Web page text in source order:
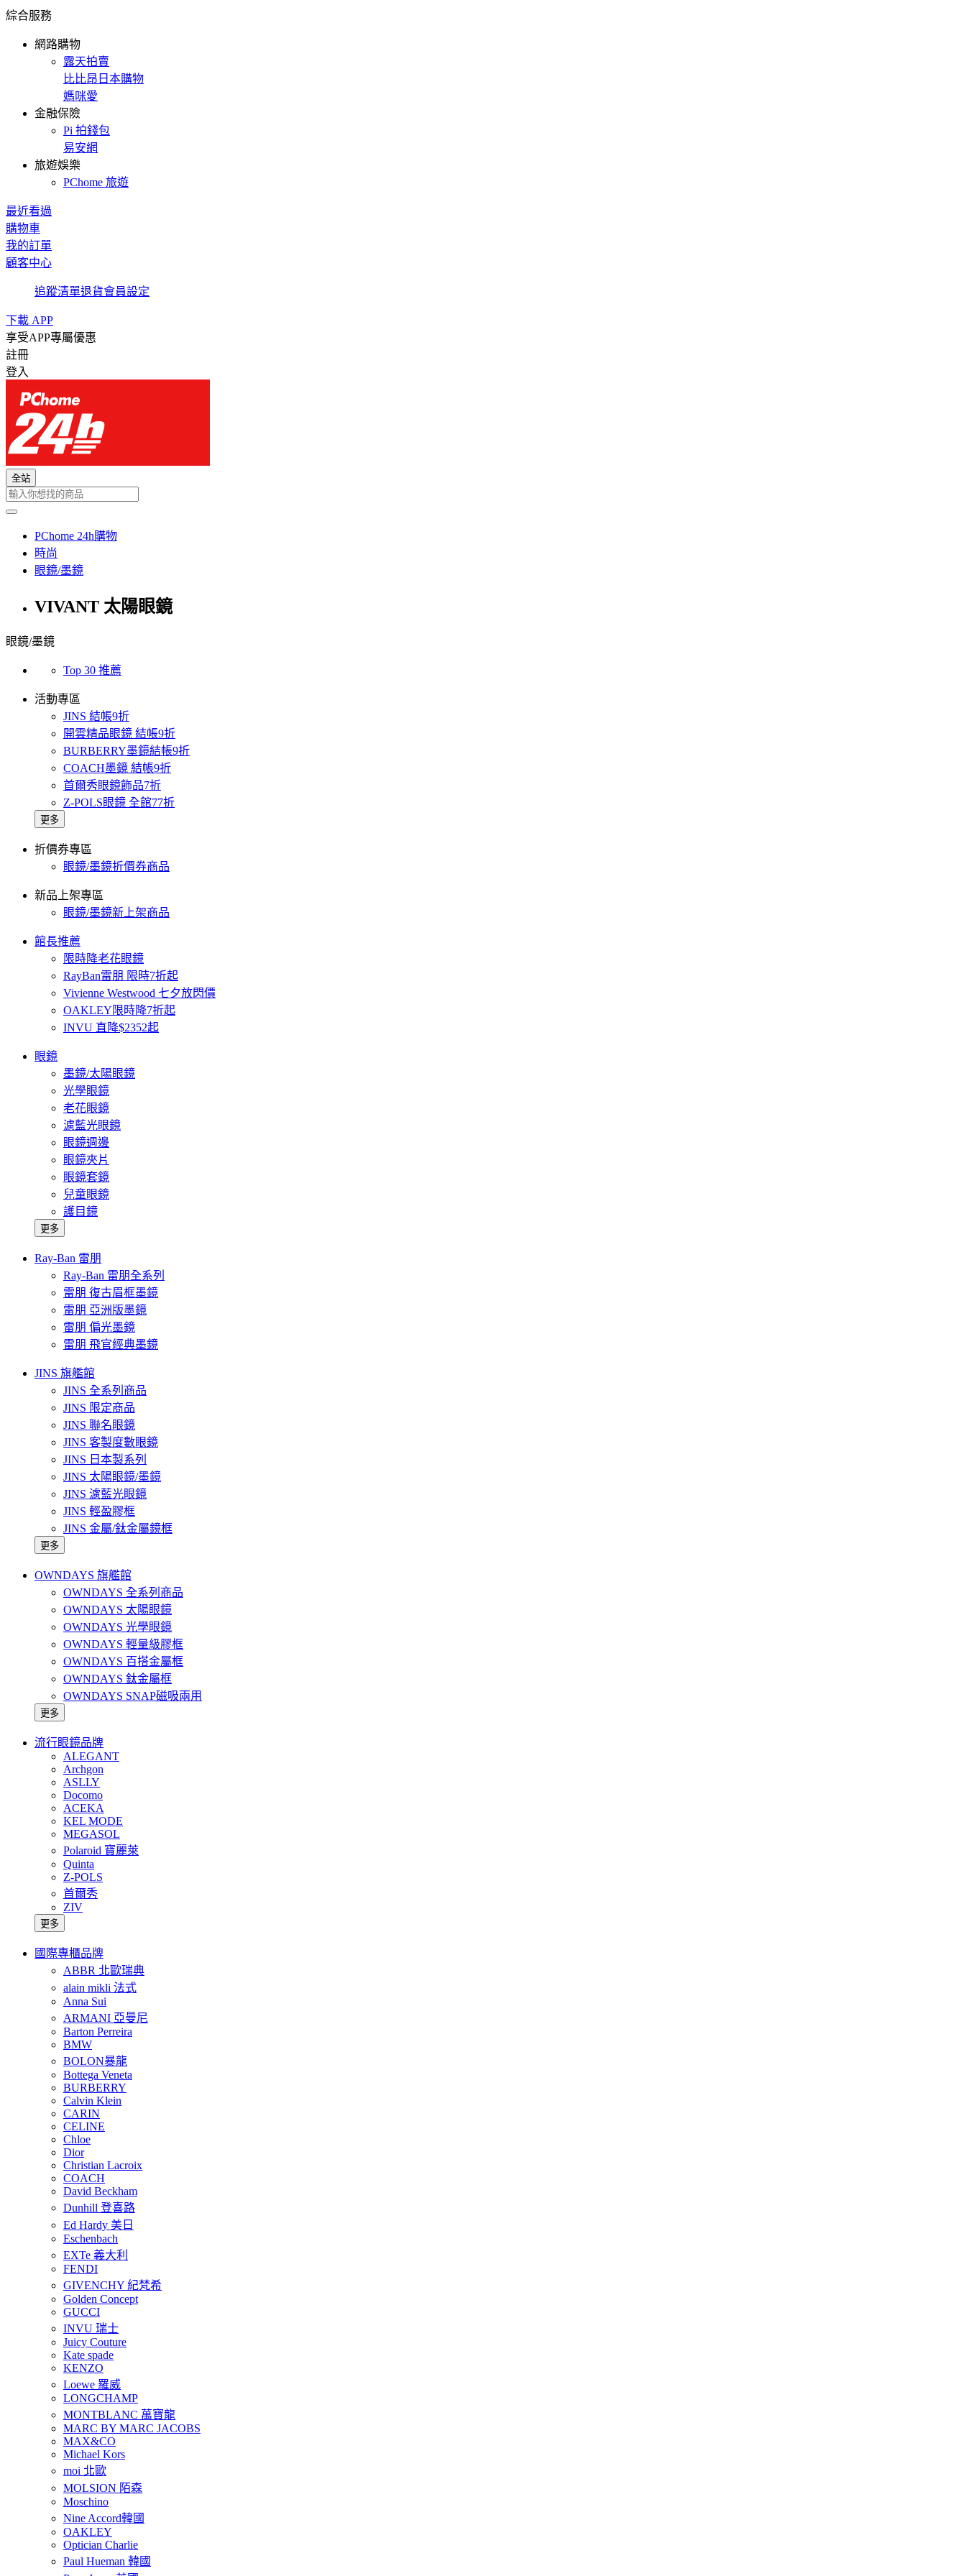
綜合服務
網路購物
露天拍賣
比比昂日本購物
媽咪愛
金融保險
Pi 拍錢包
易安網
旅遊娛樂
PChome 旅遊
最近看過
購物車
我的訂單
顧客中心
追蹤清單退貨會員設定
下載 APP
享受APP專屬優惠
註冊
登入
全站
PChome 24h購物
時尚
眼鏡/墨鏡
VIVANT 太陽眼鏡
眼鏡/墨鏡
Top 30 推薦
活動專區
JINS 結帳9折
開雲精品眼鏡 結帳9折
BURBERRY墨鏡結帳9折
COACH墨鏡 結帳9折
首爾秀眼鏡飾品7折
Z-POLS眼鏡 全館77折
更多
折價券專區
眼鏡/墨鏡折價券商品
新品上架專區
眼鏡/墨鏡新上架商品
館長推薦
限時降老花眼鏡
RayBan雷朋 限時7折起
Vivienne Westwood 七夕放閃價
OAKLEY限時降7折起
INVU 直降$2352起
眼鏡
墨鏡/太陽眼鏡
光學眼鏡
老花眼鏡
濾藍光眼鏡
眼鏡週邊
眼鏡夾片
眼鏡套鏡
兒童眼鏡
護目鏡
更多
Ray-Ban 雷朋
Ray-Ban 雷朋全系列
雷朋 復古眉框墨鏡
雷朋 亞洲版墨鏡
雷朋 偏光墨鏡
雷朋 飛官經典墨鏡
JINS 旗艦館
JINS 全系列商品
JINS 限定商品
JINS 聯名眼鏡
JINS 客製度數眼鏡
JINS 日本製系列
JINS 太陽眼鏡/墨鏡
JINS 濾藍光眼鏡
JINS 輕盈膠框
JINS 金屬/鈦金屬鏡框
更多
OWNDAYS 旗艦館
OWNDAYS 全系列商品
OWNDAYS 太陽眼鏡
OWNDAYS 光學眼鏡
OWNDAYS 輕量級膠框
OWNDAYS 百搭金屬框
OWNDAYS 鈦金屬框
OWNDAYS SNAP磁吸兩用
更多
流行眼鏡品牌
ALEGANT
Archgon
ASLLY
Docomo
ACEKA
KEL MODE
MEGASOL
Polaroid 寶麗萊
Quinta
Z-POLS
首爾秀
ZIV
更多
國際專櫃品牌
ABBR 北歐瑞典
alain mikli 法式
Anna Sui
ARMANI 亞曼尼
Barton Perreira
BMW
BOLON暴龍
Bottega Veneta
BURBERRY
Calvin Klein
CARIN
CELINE
Chloe
Dior
Christian Lacroix
COACH
David Beckham
Dunhill 登喜路
Ed Hardy 美日
Eschenbach
EXTe 義大利
FENDI
GIVENCHY 紀梵希
Golden Concept
GUCCI
INVU 瑞士
Juicy Couture
Kate spade
KENZO
Loewe 羅威
LONGCHAMP
MONTBLANC 萬寶龍
MARC BY MARC JACOBS
MAX&CO
Michael Kors
moi 北歐
MOLSION 陌森
Moschino
Nine Accord韓國
OAKLEY
Optician Charlie
Paul Hueman 韓國